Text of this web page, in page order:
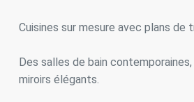
Cuisines sur mesure avec plans de
Des salles de bain
miroirs élégants.